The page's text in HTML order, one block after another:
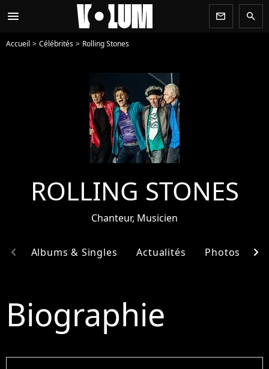
menu newsletter search
Accueil Célébrités Rolling Stones
ROLLING STONES
Chanteur, Musicien
Albums & Singles Actualités Photos
chevron_left chevron_right
Biographie